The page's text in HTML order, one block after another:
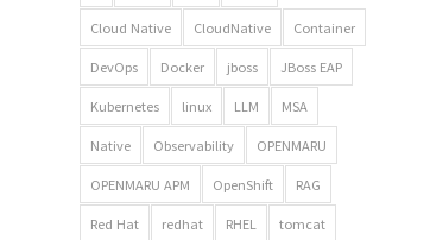
Cloud Native CloudNative Container
DevOps Docker jboss JBoss EAP
Kubernetes linux LLM MSA
Native Observability OPENMARU
OPENMARU APM OpenShift RAG
Red Hat redhat RHEL tomcat